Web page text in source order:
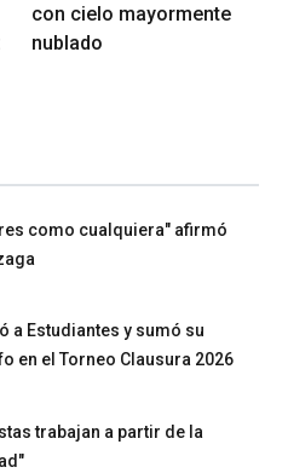
con cielo mayormente
nublado
como cualquiera" afirmó
a Estudiantes y sumó su
en el Torneo Clausura 2026
trabajan a partir de la